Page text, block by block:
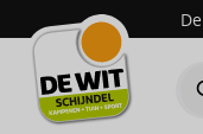
Skip to Content